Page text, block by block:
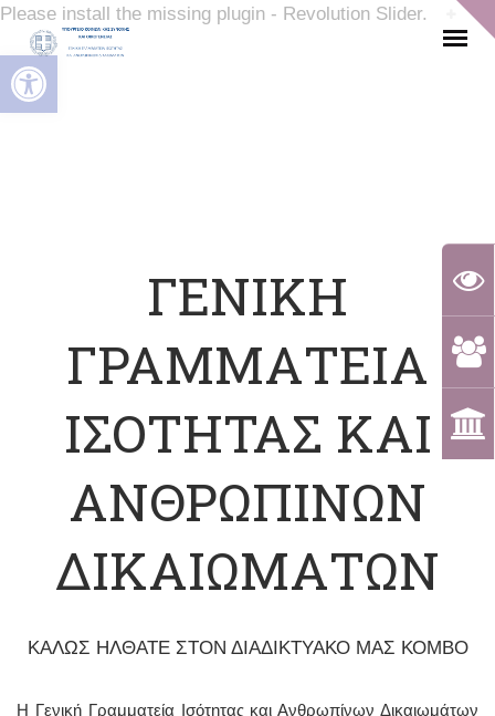
Ανοίξτε τη γραμμή εργαλείων
Please install the missing plugin - Revolution Slider.
ΓΕΝΙΚΗ
ΓΡΑΜΜΑΤΕΙΑ
ΙΣΟΤΗΤΑΣ ΚΑΙ
ΑΝΘΡΩΠΙΝΩΝ
ΔΙΚΑΙΩΜΑΤΩΝ
ΚΑΛΩΣ ΗΛΘΑΤΕ ΣΤΟΝ ΔΙΑΔΙΚΤΥΑΚΟ ΜΑΣ ΚΟΜΒΟ
Η Γενική Γραμματεία Ισότητας και Ανθρωπίνων Δικαιωμάτων